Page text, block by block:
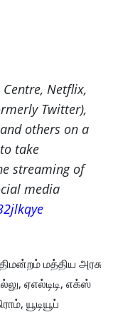
Netflix,
Twitter),
others on a
take
streaming of
media
மத்திய அரசு
ஏஎல்டிடி, எக்ஸ்
யூடியூப்